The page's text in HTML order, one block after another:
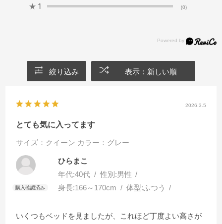
★ 1 (0)
絞り込み 表示：新しい順
2026.3.5
とても気に入ってます
サイズ：クイーン カラー：グレー
ひらまこ
年代:40代 性別:男性
身長:166～170cm 体型:ふつう
いくつもベッドを見ましたが、これほど丁度よい高さが